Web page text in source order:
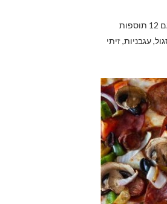
משלבת כמובן גבינת 100% מוצרלה ורוטב עגבניות ייחודי של הרשת יחד עם 12 תוספות
עגבניות, זיתי